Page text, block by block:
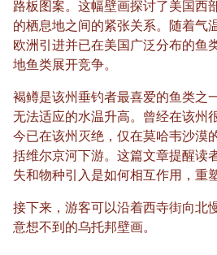
路板图案。这幅壁画探讨了美国西
的栖息地之间的紧张关系。随着
欧洲引进并已在美国广泛分布的
地鱼类展开竞争。
褐鳟是该州垂钓者最喜爱的鱼类之
无法适应的水温升高。曾经在该州
今已在该州灭绝，仅在莫哈韦沙漠
括维尔京河下游。这篇文章提醒读
失和物种引入是如何相互作用，重
接下来，游客可以沿着西寺街向北
意想不到的乌托邦壁画。